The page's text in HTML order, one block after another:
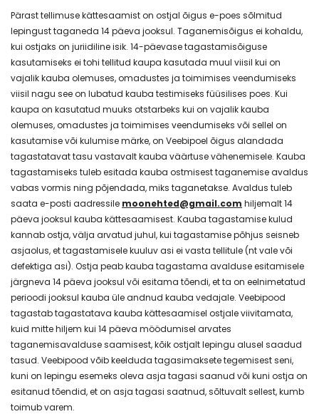
Pärast tellimuse kättesaamist on ostjal õigus e-poes sõlmitud
lepingust taganeda 14 päeva jooksul. Taganemisõigus ei kohaldu,
kui ostjaks on juriidiline isik. 14-päevase tagastamisõiguse
kasutamiseks ei tohi tellitud kaupa kasutada muul viisil kui on
vajalik kauba olemuses, omadustes ja toimimises veendumiseks
viisil nagu see on lubatud kauba testimiseks füüsilises poes. Kui
kaupa on kasutatud muuks otstarbeks kui on vajalik kauba
olemuses, omadustes ja toimimises veendumiseks või sellel on
kasutamise või kulumise märke, on Veebipoel õigus alandada
tagastatavat tasu vastavalt kauba väärtuse vähenemisele. Kauba
tagastamiseks tuleb esitada kauba ostmisest taganemise avaldus
vabas vormis ning põjendada, miks taganetakse. Avaldus tuleb
saata e-posti aadressile moonehted@gmail.com hiljemalt 14
päeva jooksul kauba kättesaamisest. Kauba tagastamise kulud
kannab ostja, välja arvatud juhul, kui tagastamise põhjus seisneb
asjaolus, et tagastamisele kuuluv asi ei vasta tellitule (nt vale või
defektiga asi). Ostja peab kauba tagastama avalduse esitamisele
järgneva 14 päeva jooksul või esitama tõendi, et ta on eelnimetatud
perioodi jooksul kauba üle andnud kauba vedajale. Veebipood
tagastab tagastatava kauba kättesaamisel ostjale viivitamata,
kuid mitte hiljem kui 14 päeva möödumisel arvates
taganemisavalduse saamisest, kõik ostjalt lepingu alusel saadud
tasud. Veebipood võib keelduda tagasimaksete tegemisest seni,
kuni on lepingu esemeks oleva asja tagasi saanud või kuni ostja on
esitanud tõendid, et on asja tagasi saatnud, sõltuvalt sellest, kumb
toimub varem.